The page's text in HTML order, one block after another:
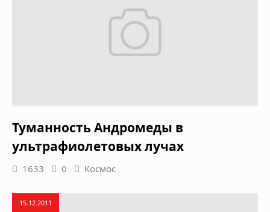
Туманность Андромеды в
ультрафиолетовых лучах
1633 0 Космос
15.12.2011